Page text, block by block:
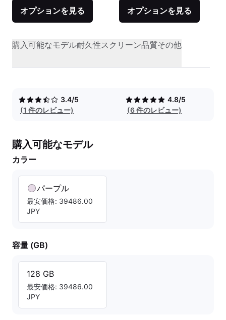
オプションを見る オプションを見る
購入可能なモデル耐久性スクリーン品質その他
3.4/5
(1 件のレビュー)
4.8/5
(6 件のレビュー)
購入可能なモデル
カラー
パープル
最安価格: 39486.00
JPY
容量 (GB)
128 GB
最安価格: 39486.00
JPY